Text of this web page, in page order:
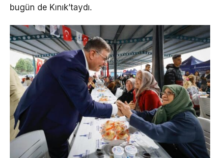
bugün de Kınık’taydı.